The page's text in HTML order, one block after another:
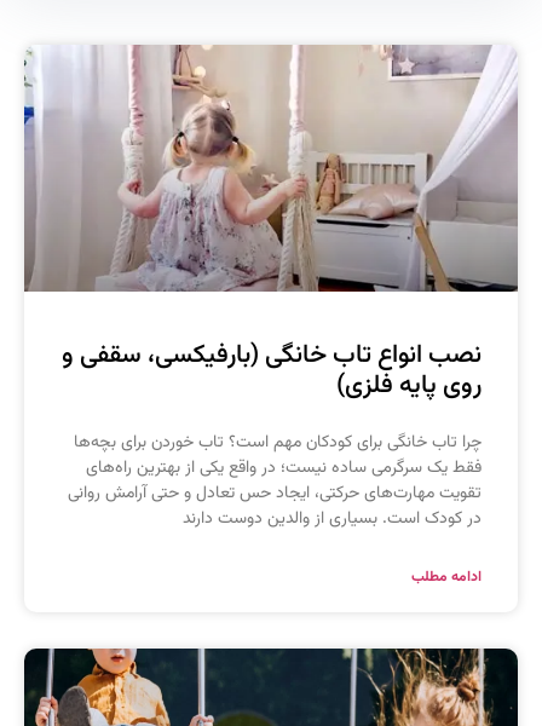
انواع تاب خانگی (بارفیکسی، سقفی و
پایه فلزی)
تاب خانگی برای کودکان مهم است؟ تاب خوردن برای بچه‌ها
یک سرگرمی ساده نیست؛ در واقع یکی از بهترین راه‌های
مهارت‌های حرکتی، ایجاد حس تعادل و حتی آرامش روانی
کودک است. بسیاری از والدین دوست دارند
مطلب